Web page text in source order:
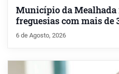
Município da Mealhada
freguesias com mais de
6 de Agosto, 2026